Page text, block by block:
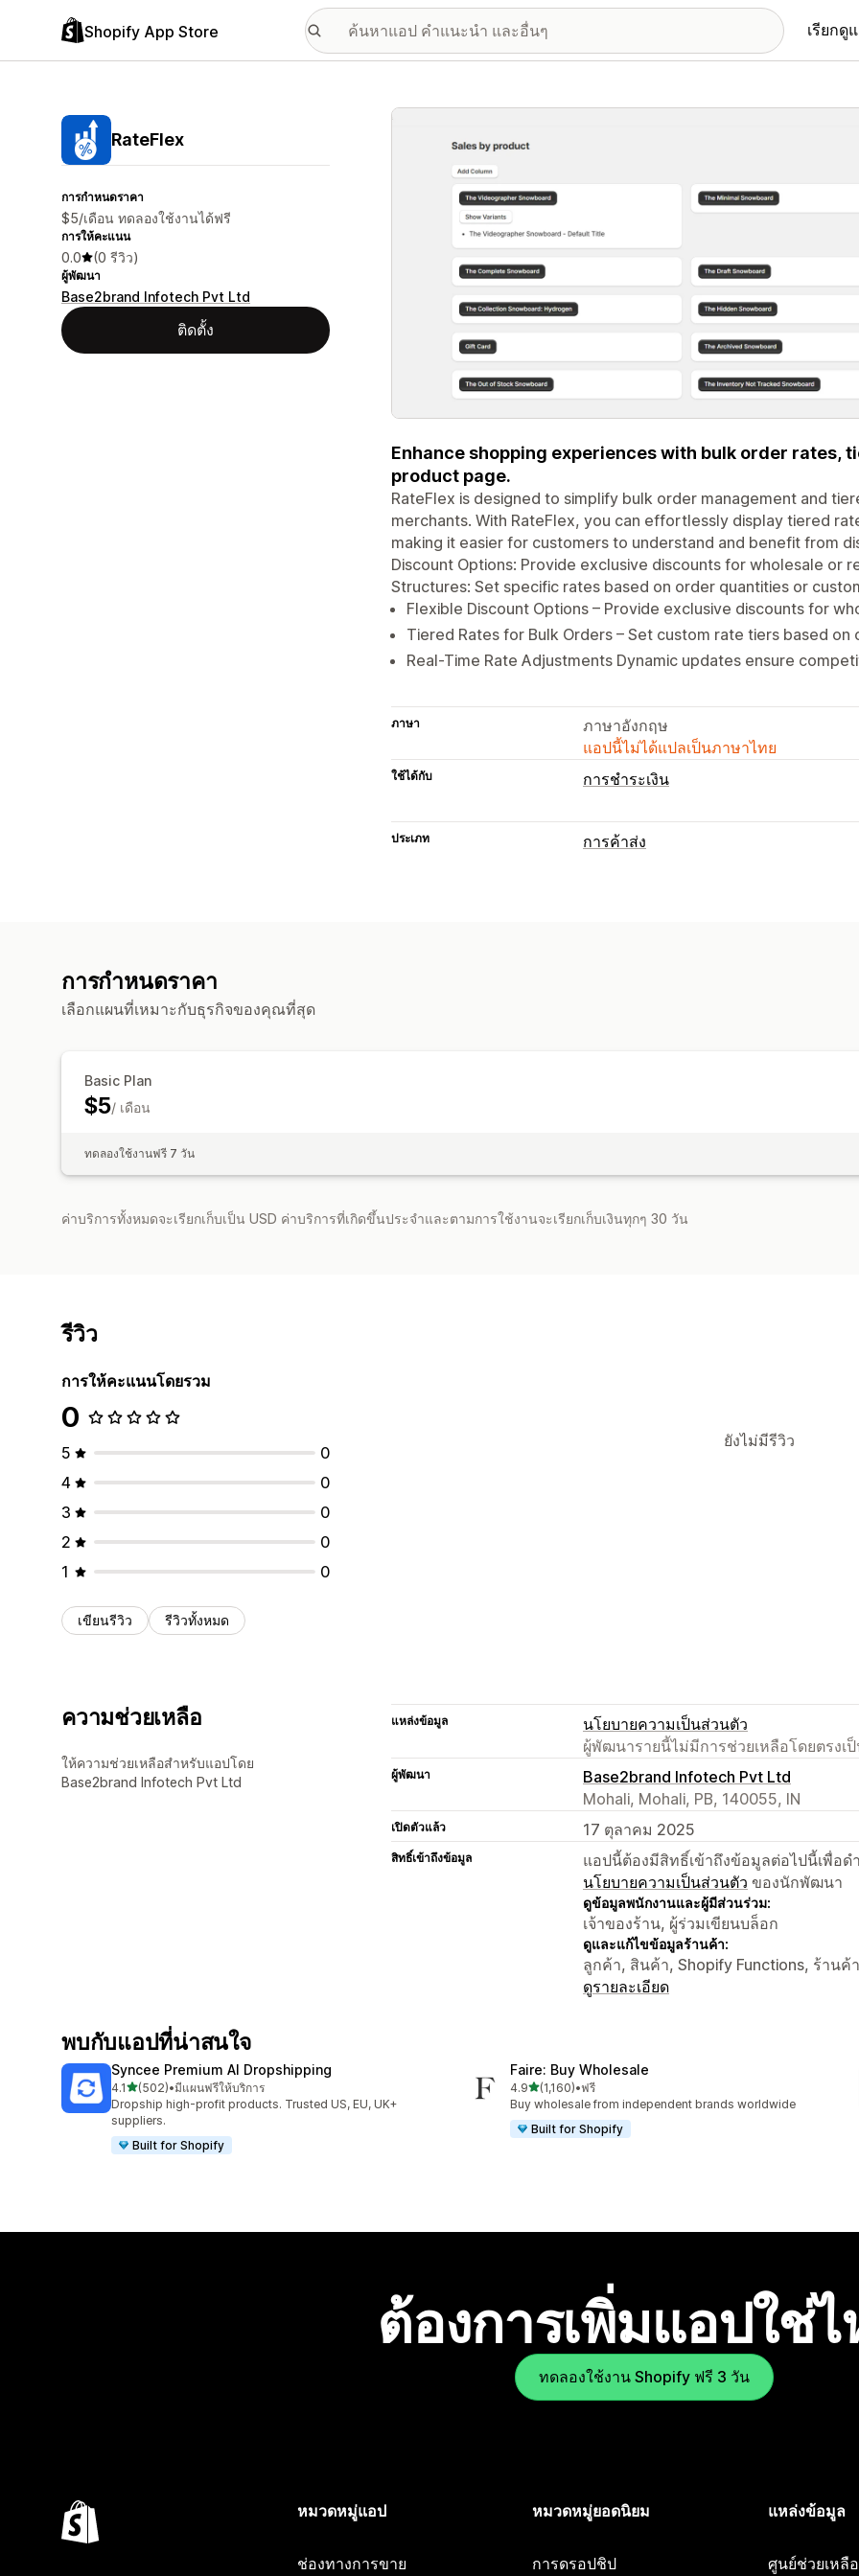
Shopify App Store เรียกดู
RateFlex
การกำหนดราคา
$5/เดือน ทดลองใช้งานได้ฟรี
การให้คะแนน
0.0 (0 รีวิว)
ผู้พัฒนา
Base2brand Infotech Pvt Ltd
ติดตั้ง
แกลเลอรีรูปภาพที่แสดง
Enhance shopping experiences with bulk order rates,
product page.
RateFlex is designed to simplify bulk order management and
merchants. With RateFlex, you can effortlessly display tiered
making it easier for customers to understand and benefit from
Discount Options: Provide exclusive discounts for wholesale or
Structures: Set specific rates based on order quantities or
Flexible Discount Options – Provide exclusive discounts for
Tiered Rates for Bulk Orders – Set custom rate tiers based on
Real-Time Rate Adjustments Dynamic updates ensure
ภาษา
ภาษาอังกฤษ
แอปนี้ไม่ได้แปลเป็นภาษาไทย
ใช้ได้กับ การชำระเงิน
ประเภท การค้าส่ง
การกำหนดราคา
เลือกแผนที่เหมาะกับธุรกิจของคุณที่สุด
Basic Plan
$5/ เดือน
ทดลองใช้งานฟรี 7 วัน
ค่าบริการทั้งหมดจะเรียกเก็บเป็น USD ค่าบริการที่เกิดขึ้นประจำและตามการใช้งานจะเรียกเก็บเงินทุกๆ 30 วัน
รีวิว
การให้คะแนนโดยรวม
0
5
0
4
0
3
0
2
0
1
0
เขียนรีวิว รีวิวทั้งหมด
ยังไม่มีรีวิว
ความช่วยเหลือ
ให้ความช่วยเหลือสำหรับแอปโดย
Base2brand Infotech Pvt Ltd
แหล่งข้อมูล
นโยบายความเป็นส่วนตัว
ผู้พัฒนารายนี้ไม่มีการช่วยเหลือโดยตรงเ
ผู้พัฒนา
Base2brand Infotech Pvt Ltd
Mohali, Mohali, PB, 140055, IN
เปิดตัวแล้ว 17 ตุลาคม 2025
สิทธิ์เข้าถึงข้อมูล
แอปนี้ต้องมีสิทธิ์เข้าถึงข้อมูลต่อไปนี้เพื่อ
นโยบายความเป็นส่วนตัว ของนักพัฒนา
ดูข้อมูลพนักงานและผู้มีส่วนร่วม:
เจ้าของร้าน, ผู้ร่วมเขียนบล็อก
ดูและแก้ไขข้อมูลร้านค้า:
ลูกค้า, สินค้า, Shopify Functions, ร้านค้
ดูรายละเอียด
พบกับแอปที่น่าสนใจ
Syncee Premium AI Dropshipping
4.1เต็ม 5 ดาว
(502)
ทั้งหมด 502 รีวิว
•มีแผนฟรีให้บริการ
Dropship high-profit products. Trusted US, EU, UK+
suppliers.
Built for Shopify
Faire: Buy Wholesale
4.9เต็ม 5 ดาว
(1,160)
ทั้งหมด 1160 รีวิว
•ฟรี
Buy wholesale from independent brands worldwide
Built for Shopify
ต้องการเพิ่มแอปใช่
ทดลองใช้งาน Shopify ฟรี 3 วัน
หมวดหมู่แอป
ช่องทางการขาย
หมวดหมู่ยอดนิยม
การดรอปชิป
แหล่งข้อมูล
ศูนย์ช่วยเหลื